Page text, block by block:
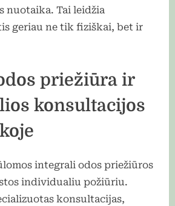
nuotaika. Tai leidžia
geriau ne tik fiziškai, bet ir
priežiūra ir
konsultacijos
integrali odos priežiūros
individualiu požiūriu.
konsultacijas,